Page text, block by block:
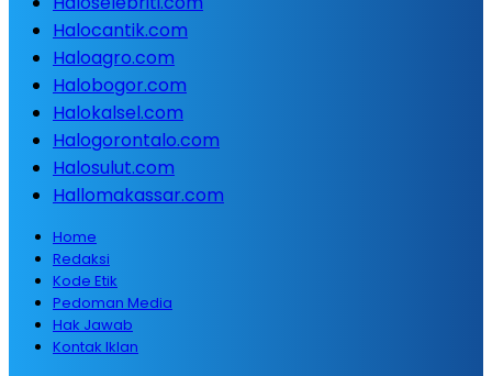
Halocantik.com
Haloagro.com
Halobogor.com
Halokalsel.com
Halogorontalo.com
Halosulut.com
Hallomakassar.com
Home
Redaksi
Kode Etik
Pedoman Media
Hak Jawab
Kontak Iklan